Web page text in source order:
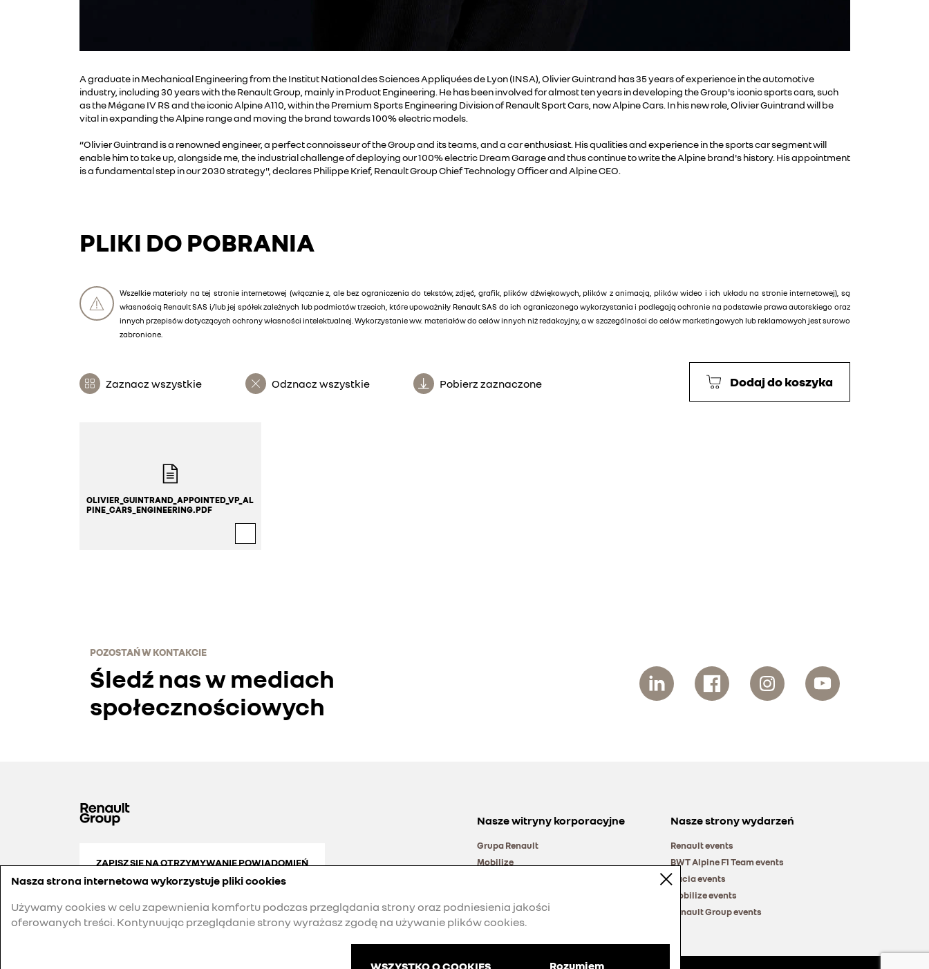
A graduate in Mechanical Engineering from the Institut National des Sciences Appliquées de Lyon (INSA), Olivier Guintrand has 35 years of experience in the automotive
industry, including 30 years with the Renault Group, mainly in Product Engineering. He has been involved for almost ten years in developing the Group's iconic sports cars, such
as the Mégane IV RS and the iconic Alpine A110, within the Premium Sports Engineering Division of Renault Sport Cars, now Alpine Cars. In his new role, Olivier Guintrand will be
vital in expanding the Alpine range and moving the brand towards 100% electric models.
“Olivier Guintrand is a renowned engineer, a perfect connoisseur of the Group and its teams, and a car enthusiast. His qualities and experience in the sports car segment will
enable him to take up, alongside me, the industrial challenge of deploying our 100% electric Dream Garage and thus continue to write the Alpine brand's history. His appointment
is a fundamental step in our 2030 strategy", declares Philippe Krief, Renault Group Chief Technology Officer and Alpine CEO.
PLIKI DO POBRANIA
Wszelkie materiały na tej stronie internetowej (włącznie z, ale bez ograniczenia do tekstów, zdjęć, grafik, plików dźwiękowych, plików z animacją, plików wideo i ich układu na stronie internetowej), są
własnością Renault SAS i/lub jej spółek zależnych lub podmiotów trzecich, które upoważniły Renault SAS do ich ograniczonego wykorzystania i podlegają ochronie na podstawie prawa autorskiego oraz
innych przepisów dotyczących ochrony własności intelektualnej. Wykorzystanie ww. materiałów do celów innych niż redakcyjny, a w szczególności do celów marketingowych lub reklamowych jest surowo
zabronione.
Zaznacz wszystkie Odznacz wszystkie Pobierz zaznaczone Dodaj do koszyka
OLIVIER_GUINTRAND_APPOINTED_VP_AL
PINE_CARS_ENGINEERING.PDF
POZOSTAŃ W KONTAKCIE
Śledź nas w mediach
społecznościowych
ZAPISZ SIĘ NA OTRZYMYWANIE POWIADOMIEŃ
Nasze witryny korporacyjne
Grupa Renault
Mobilize
Nasze strony wydarzeń
Renault events
BWT Alpine F1 Team events
Dacia events
Mobilize events
Renault Group events
Nasza strona internetowa wykorzystuje pliki cookies
Używamy cookies w celu zapewnienia komfortu podczas przeglądania strony oraz podniesienia jakości
oferowanych treści. Kontynuując przeglądanie strony wyrażasz zgodę na używanie plików cookies.
WSZYSTKO O COOKIES Rozumiem